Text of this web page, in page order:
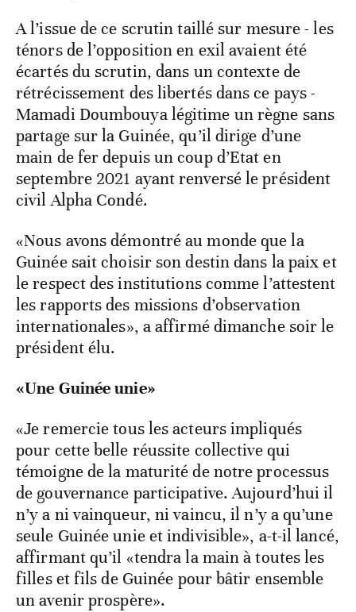
A l’issue de ce scrutin taillé sur mesure - les
ténors de l’opposition en exil avaient été
écartés du scrutin, dans un contexte de
rétrécissement des libertés dans ce pays -
Mamadi Doumbouya légitime un règne sans
partage sur la Guinée, qu’il dirige d’une
main de fer depuis un coup d’Etat en
septembre 2021 ayant renversé le président
civil Alpha Condé.
«Nous avons démontré au monde que la
Guinée sait choisir son destin dans la paix et
le respect des institutions comme l’attestent
les rapports des missions d’observation
internationales», a affirmé dimanche soir le
président élu.
«Une Guinée unie»
«Je remercie tous les acteurs impliqués
pour cette belle réussite collective qui
témoigne de la maturité de notre processus
de gouvernance participative. Aujourd’hui il
n’y a ni vainqueur, ni vaincu, il n’y a qu’une
seule Guinée unie et indivisible», a-t-il lancé,
affirmant qu’il «tendra la main à toutes les
filles et fils de Guinée pour bâtir ensemble
un avenir prospère».